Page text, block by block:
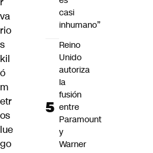
va
rio
s
kil
ó
m
etr
os
lue
go
casi
inhumano”
Reino
Unido
autoriza
la
fusión
entre
Paramount
y
Warner